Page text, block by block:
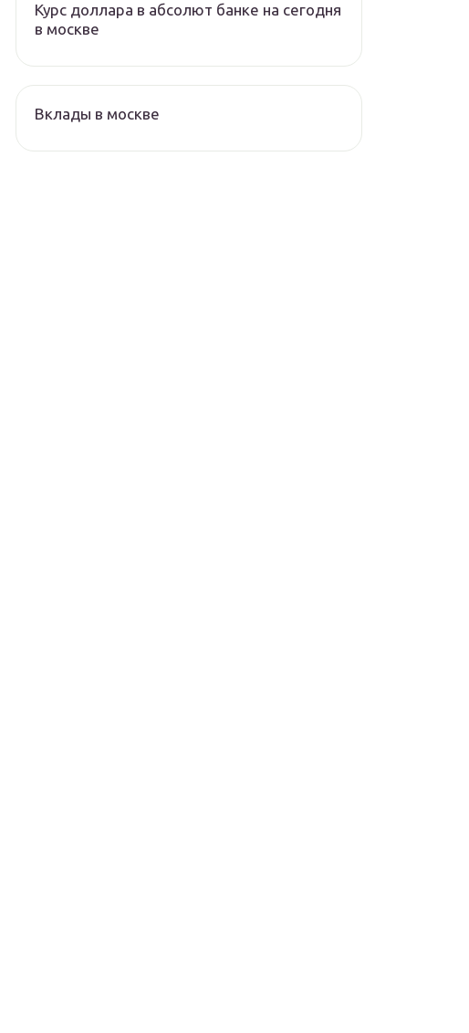
Курс доллара в абсолют банке на сегодня
в москве
Вклады в москве